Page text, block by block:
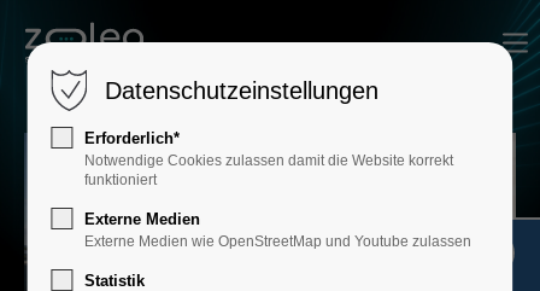
Datenschutzeinstellungen
Erforderlich*
Notwendige Cookies zulassen damit die Website korrekt
funktioniert
Externe Medien
Externe Medien wie OpenStreetMap und Youtube zulassen
Statistik